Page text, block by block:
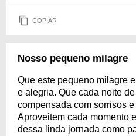
COPIAR
Nosso pequeno milagre
Que este pequeno milagre
e alegria. Que cada noite
compensada com sorrisos
Aproveitem cada momento
dessa linda jornada como